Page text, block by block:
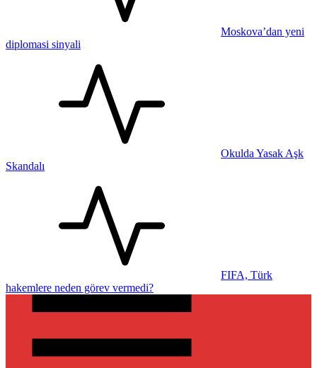
Moskova’dan yeni
diplomasi sinyali
Okulda Yasak Aşk
Skandalı
FIFA, Türk
hakemlere neden görev vermedi?